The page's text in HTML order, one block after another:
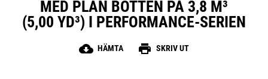
MED PLAN BOTTEN PÅ 3,8 M³
(5,00 YD³) I PERFORMANCE-SERIEN
cloud_download HÄMTA print SKRIV UT